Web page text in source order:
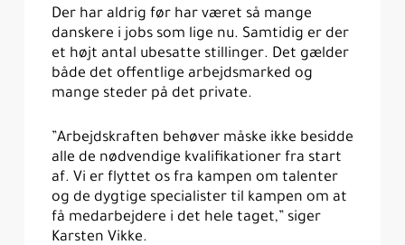
Der har aldrig før har været så mange
danskere i jobs som lige nu. Samtidig er der
et højt antal ubesatte stillinger. Det gælder
både det offentlige arbejdsmarked og
mange steder på det private.
”Arbejdskraften behøver måske ikke besidde
alle de nødvendige kvalifikationer fra start
af. Vi er flyttet os fra kampen om talenter
og de dygtige specialister til kampen om at
få medarbejdere i det hele taget,” siger
Karsten Vikke.